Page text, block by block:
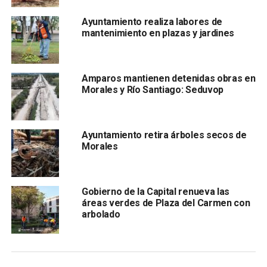
Estas acciones son ejecutadas por la
Parques y Jardines,
uno de los espacios públicos más emblemáticos de San
Luis Capital, fortaleciendo así la estrategia del Alcalde
Enrique Galindo de construir una ciudad cada vez más
Ayuntamiento realiza labores de
mantenimiento en plazas y jardines
Amparos mantienen detenidas obras en
Morales y Río Santiago: Seduvop
Ayuntamiento retira árboles secos de
Morales
Gobierno de la Capital renueva las
áreas verdes de Plaza del Carmen con
arbolado